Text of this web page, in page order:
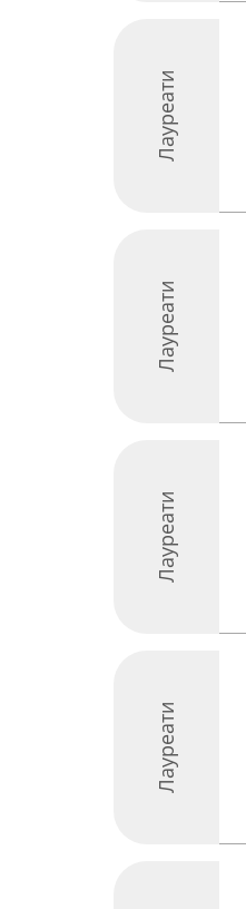
Лауреати
Лауреати
Лауреати
Лауреати